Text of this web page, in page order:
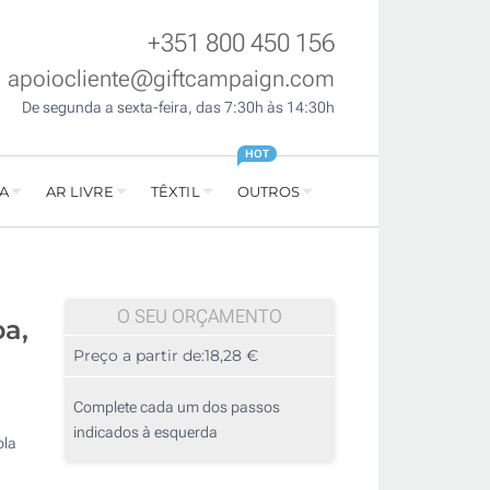
+351 800 450 156
apoiocliente@giftcampaign.com
De segunda a sexta-feira, das 7:30h às 14:30h
AR LIVRE TÊXTIL OUTROS
HOT
O SEU ORÇAMENTO
Preço a partir de:18,28 €
Complete cada um dos passos
indicados à esquerda